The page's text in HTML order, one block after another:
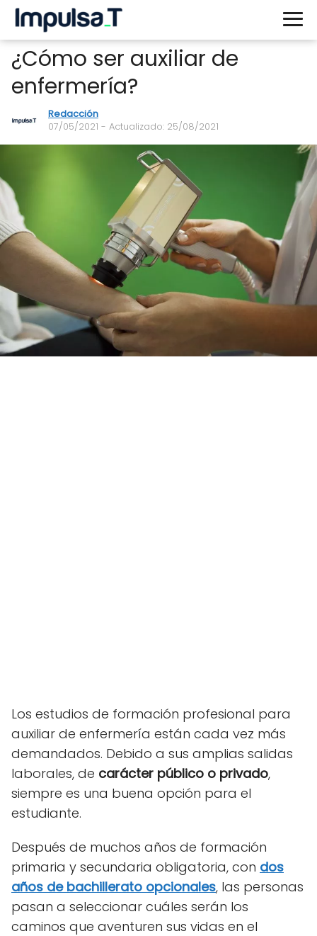
¿Cómo ser auxiliar de
enfermería?
Redacción
07/05/2021 - Actualizado: 25/08/2021
Los estudios de formación profesional para
auxiliar de enfermería están cada vez más
demandados. Debido a sus amplias salidas
laborales, de carácter público o privado,
siempre es una buena opción para el
estudiante.
Después de muchos años de formación
primaria y secundaria obligatoria, con dos
años de bachillerato opcionales, las personas
pasan a seleccionar cuáles serán los
caminos que aventuren sus vidas en el